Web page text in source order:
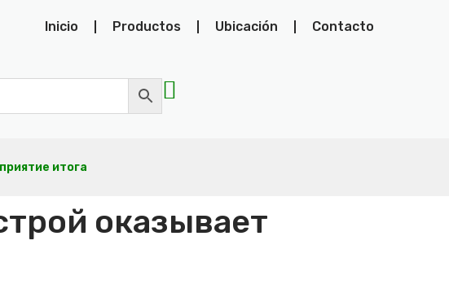
Inicio Productos Ubicación Contacto
итога
оказывает